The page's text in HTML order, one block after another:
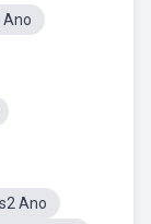
Ano
Ano